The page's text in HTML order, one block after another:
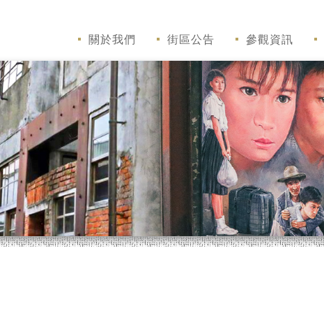
關於我們 街區公告 參觀資訊